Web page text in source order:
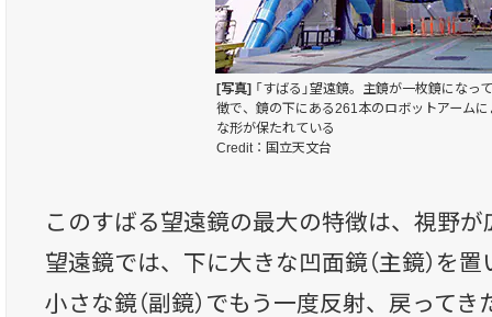
[写真] 「すばる」望遠鏡。主鏡が一枚鏡になっ
徴で、鏡の下にある261本のロボットアーム
な形が保たれている
Credit：国立天文台
このすばる望遠鏡の最大の特徴は、視野
望遠鏡では、下に大きな凹面鏡（主鏡）を
小さな鏡（副鏡）でもう一度反射、戻って